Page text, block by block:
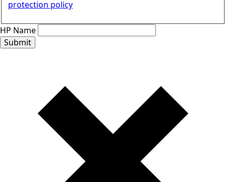
protection policy
HP Name
Submit